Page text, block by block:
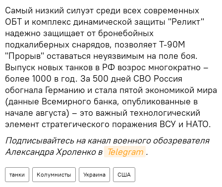
Самый низкий силуэт среди всех современных
ОБТ и комплекс динамической защиты "Реликт"
надежно защищает от бронебойных
подкалиберных снарядов, позволяет Т-90М
"Прорыв" оставаться неуязвимым на поле боя.
Выпуск новых танков в РФ возрос многократно –
более 1000 в год. За 500 дней СВО Россия
обогнала Германию и стала пятой экономикой мира
(данные Всемирного банка, опубликованные в
начале августа) – это важный технологический
элемент стратегического поражения ВСУ и НАТО.
Подписывайтесь на канал военного обозревателя
Александра Хроленко в Telegram .
танки Колумнисты Украина США